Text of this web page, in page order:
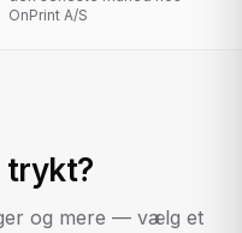
OnPrint A/S
trykt?
og mere — vælg et